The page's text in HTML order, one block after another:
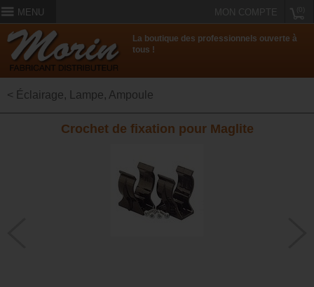
MENU MON COMPTE
La boutique des professionnels ouverte à
tous !
< Éclairage, Lampe, Ampoule
Crochet de fixation pour Maglite